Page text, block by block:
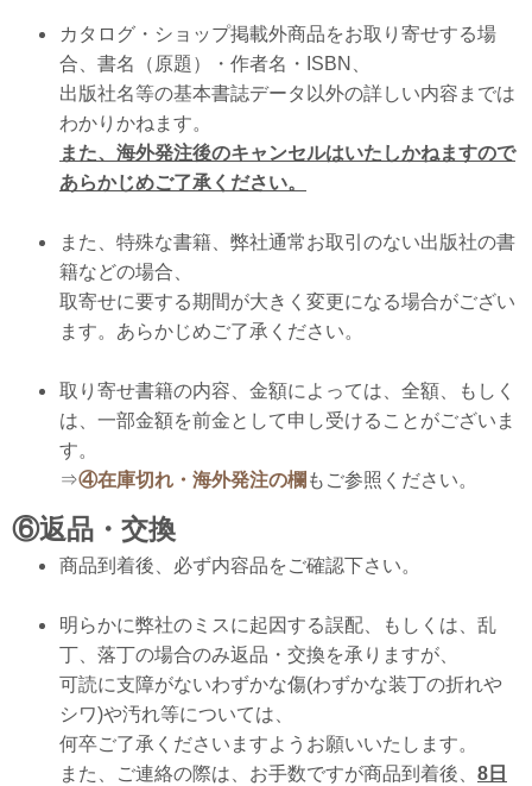
カタログ・ショップ掲載外商品をお取り寄せする場
合、書名（原題）・作者名・ISBN、
出版社名等の基本書誌データ以外の詳しい内容までは
わかりかねます。
また、海外発注後のキャンセルはいたしかねますので
あらかじめご了承ください。
また、特殊な書籍、弊社通常お取引のない出版社の書
籍などの場合、
取寄せに要する期間が大きく変更になる場合がござい
ます。あらかじめご了承ください。
取り寄せ書籍の内容、金額によっては、全額、もしく
は、一部金額を前金として申し受けることがございま
す。
⇒④在庫切れ・海外発注の欄 もご参照ください。
⑥返品・交換
商品到着後、必ず内容品をご確認下さい。
明らかに弊社のミスに起因する誤配、もしくは、乱
丁、落丁の場合のみ返品・交換を承りますが、
可読に支障がないわずかな傷(わずかな装丁の折れや
シワ)や汚れ等については、
何卒ご了承くださいますようお願いいたします。
また、ご連絡の際は、お手数ですが商品到着後、 8日